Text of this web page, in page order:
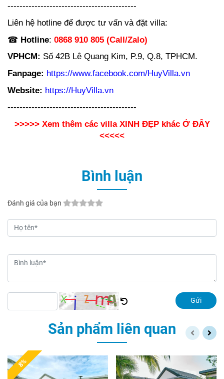
-------------------------------------------
Liên hệ hotline để được tư vấn và đặt villa:
☎ Hotline: 0868 910 805 (Call/Zalo)
VPHCM: Số 42B Lê Quang Kim, P.9, Q.8, TPHCM.
Fanpage: https://www.facebook.com/HuyVilla.vn
Website: https://HuyVilla.vn
-------------------------------------------
>>>>> Xem thêm các villa XINH ĐẸP khác Ở ĐÂY
<<<<<
Bình luận
Đánh giá của bạn
Gửi
Sản phẩm liên quan
8%